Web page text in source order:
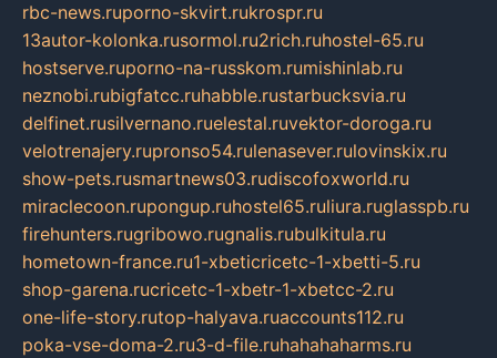
rbc-news.ruporno-skvirt.rukrospr.ru
13autor-kolonka.rusormol.ru2rich.ruhostel-65.ru
hostserve.ruporno-na-russkom.rumishinlab.ru
neznobi.rubigfatcc.ruhabble.rustarbucksvia.ru
delfinet.rusilvernano.ruelestal.ruvektor-doroga.ru
velotrenajery.rupronso54.rulenasever.rulovinskix.ru
show-pets.rusmartnews03.rudiscofoxworld.ru
miraclecoon.rupongup.ruhostel65.ruliura.ruglasspb.ru
firehunters.rugribowo.rugnalis.rubulkitula.ru
hometown-france.ru1-xbeticricetc-1-xbetti-5.ru
shop-garena.rucricetc-1-xbetr-1-xbetcc-2.ru
one-life-story.rutop-halyava.ruaccounts112.ru
poka-vse-doma-2.ru3-d-file.ruhahahaharms.ru